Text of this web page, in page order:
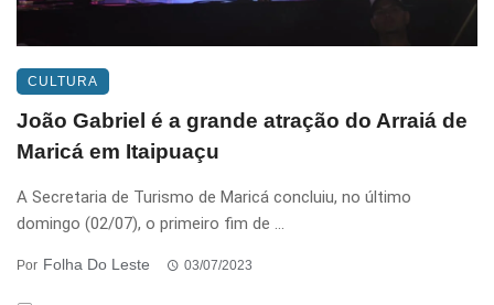
CULTURA
João Gabriel é a grande atração do Arraiá de
Maricá em Itaipuaçu
A Secretaria de Turismo de Maricá concluiu, no último
domingo (02/07), o primeiro fim de ...
Por Folha Do Leste 03/07/2023